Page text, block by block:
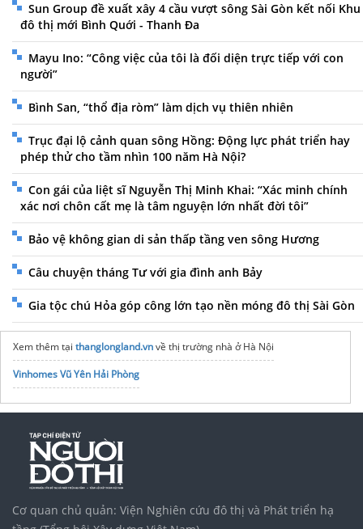
Sun Group đề xuất xây 4 cầu vượt sông Sài Gòn kết nối Khu
đô thị mới Bình Quới - Thanh Đa
Mayu Ino: “Công việc của tôi là đối diện trực tiếp với con
người”
Bình San, “thổ địa ròm” làm dịch vụ thiên nhiên
Trục đại lộ cảnh quan sông Hồng: Động lực phát triển hay
phép thử cho tầm nhìn 100 năm Hà Nội?
Con gái của liệt sĩ Nguyễn Thị Minh Khai: “Xác minh chính
xác nơi chôn cất mẹ là tâm nguyện lớn nhất đời tôi”
Bảo vệ không gian di sản thấp tầng ven sông Hương
Câu chuyện tháng Tư với gia đình anh Bảy
Gia tộc chú Hỏa góp công lớn tạo nền móng đô thị Sài Gòn
Xem thêm tại thanglongland.vnvề thị trường nhà ở Hà Nội
Vinhomes Vũ Yên Hải Phòng
Cơ quan chủ quản: Viện Nghiên cứu đô thị và Phát triển hạ